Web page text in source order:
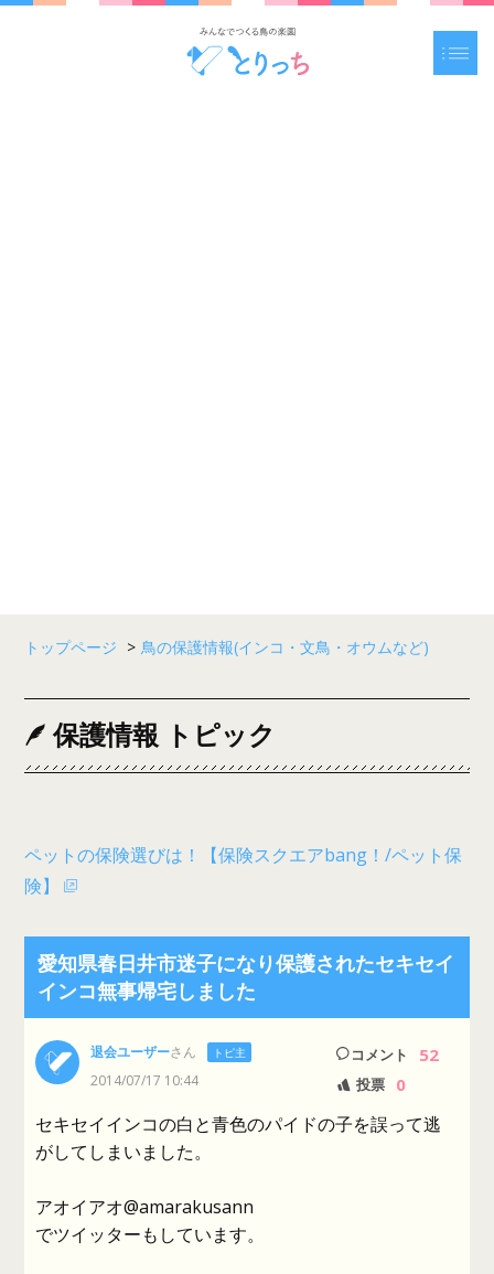
トップページ > 鳥の保護情報(インコ・文鳥・オウムなど)
保護情報 トピック
ペットの保険選びは！【保険スクエアbang！/ペット保
険】
愛知県春日井市迷子になり保護されたセキセイ
インコ無事帰宅しました
退会ユーザーさん トピ主
2014/07/17 10:44
コメント 52
投票 0
セキセイインコの白と青色のパイドの子を誤って逃
がしてしまいました。
アオイアオ@amarakusann
でツイッターもしています。